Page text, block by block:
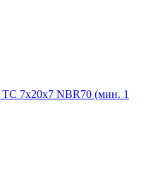
7х20х7 NBR70 (мин. 1